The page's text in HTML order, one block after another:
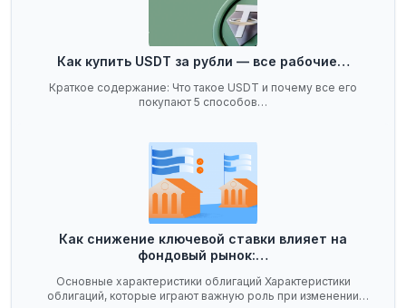
Как купить USDT за рубли — все рабочие…
Краткое содержание: Что такое USDT и почему все его
покупают 5 способов…
Как снижение ключевой ставки влияет на
фондовый рынок:…
Основные характеристики облигаций Характеристики
облигаций, которые играют важную роль при изменении